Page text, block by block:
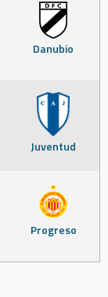
Danubio
Juventud
Progreso